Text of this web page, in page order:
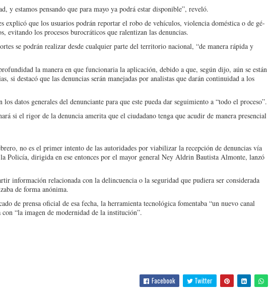
y estamos pensan­do que para mayo ya po­drá estar disponible”, re­veló.
explicó que los usuarios podrán reportar el robo de vehículos, vio­lencia doméstica o de gé­
evitando los proce­sos burocráticos que ralen­tizan las denuncias.
se podrán reali­zar desde cualquier parte del territorio nacional, “de manera rápida y
la ma­nera en que funcionaria la aplicación, debido a que, según dijo, aún se están
si destacó que las denuncias serán maneja­das por analistas que darán continuidad a los
datos generales del denunciante para que este pueda dar seguimiento a “todo el proceso”.
si el rigor de la denuncia amerita que el ciudadano tenga que acudir de manera presencial
no es el primer intento de las autoridades por viabilizar la recepción de denuncias vía
Po­licía, dirigida en ese enton­ces por el mayor general Ney Aldrin Bautista Almon­te, lanzó
información rela­cionada con la delincuencia o la seguridad que pudiera ser considerada
de forma anónima.
de prensa oficial de esa fecha, la herramienta tecnológica fomentaba “un nuevo canal
“la imagen de modernidad de la institución”.
Facebook Twitter